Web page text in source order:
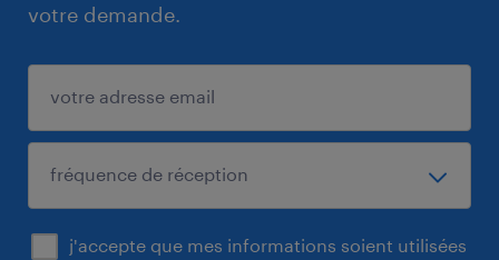
votre demande.
j'accepte que mes informations soient utilisées